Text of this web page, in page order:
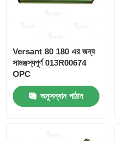
স্যামসাং টোনার চিপ
OKI টোনার চিপ
ভাই টোনার চিপ
Versant 80 180 এর জন্য
সামঞ্জস্যপূর্ণ 013R00674
OPC
অনুসন্ধান পাঠান